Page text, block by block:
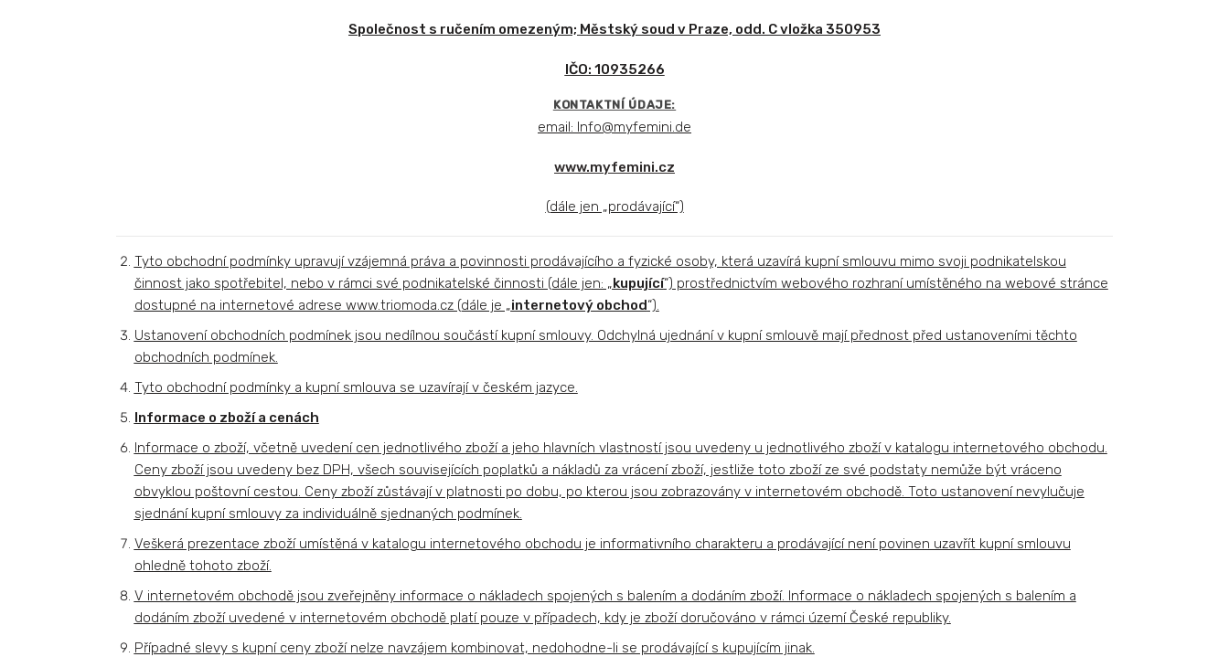
Společnost s ručením omezeným; Městský soud v Praze, odd. C vložka 350953
IČO: 10935266
KONTAKTNÍ ÚDAJE:
email: Info@myfemini.de
www.myfemini.cz
(dále jen „prodávající“)
Tyto obchodní podmínky upravují vzájemná práva a povinnosti prodávajícího a fyzické osoby, která uzavírá kupní smlouvu mimo svoji podnikatelskou
činnost jako spotřebitel, nebo v rámci své podnikatelské činnosti (dále jen: „kupující“) prostřednictvím webového rozhraní umístěného na webové stránce
dostupné na internetové adrese www.triomoda.cz (dále je „internetový obchod“).
Ustanovení obchodních podmínek jsou nedílnou součástí kupní smlouvy. Odchylná ujednání v kupní smlouvě mají přednost před ustanoveními těchto
obchodních podmínek.
Tyto obchodní podmínky a kupní smlouva se uzavírají v českém jazyce.
Informace o zboží a cenách
Informace o zboží, včetně uvedení cen jednotlivého zboží a jeho hlavních vlastností jsou uvedeny u jednotlivého zboží v katalogu internetového obchodu.
Ceny zboží jsou uvedeny bez DPH, všech souvisejících poplatků a nákladů za vrácení zboží, jestliže toto zboží ze své podstaty nemůže být vráceno
obvyklou poštovní cestou. Ceny zboží zůstávají v platnosti po dobu, po kterou jsou zobrazovány v internetovém obchodě. Toto ustanovení nevylučuje
sjednání kupní smlouvy za individuálně sjednaných podmínek.
Veškerá prezentace zboží umístěná v katalogu internetového obchodu je informativního charakteru a prodávající není povinen uzavřít kupní smlouvu
ohledně tohoto zboží.
V internetovém obchodě jsou zveřejněny informace o nákladech spojených s balením a dodáním zboží. Informace o nákladech spojených s balením a
dodáním zboží uvedené v internetovém obchodě platí pouze v případech, kdy je zboží doručováno v rámci území České republiky.
Případné slevy s kupní ceny zboží nelze navzájem kombinovat, nedohodne-li se prodávající s kupujícím jinak.